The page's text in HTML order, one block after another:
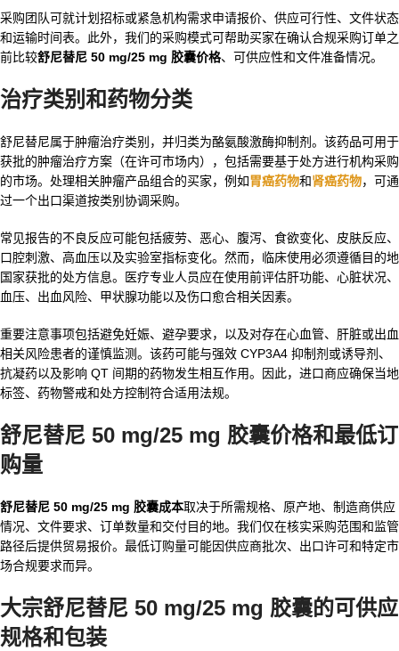
采购团队可就计划招标或紧急机构需求申请报价、供应可行性、文件状态
和运输时间表。此外，我们的采购模式可帮助买家在确认合规采购订单之
前比较舒尼替尼 50 mg/25 mg 胶囊价格、可供应性和文件准备情况。
治疗类别和药物分类
舒尼替尼属于肿瘤治疗类别，并归类为酪氨酸激酶抑制剂。该药品可用于
获批的肿瘤治疗方案（在许可市场内），包括需要基于处方进行机构采购
的市场。处理相关肿瘤产品组合的买家，例如胃癌药物和肾癌药物，可通
过一个出口渠道按类别协调采购。
常见报告的不良反应可能包括疲劳、恶心、腹泻、食欲变化、皮肤反应、
口腔刺激、高血压以及实验室指标变化。然而，临床使用必须遵循目的地
国家获批的处方信息。医疗专业人员应在使用前评估肝功能、心脏状况、
血压、出血风险、甲状腺功能以及伤口愈合相关因素。
重要注意事项包括避免妊娠、避孕要求，以及对存在心血管、肝脏或出血
相关风险患者的谨慎监测。该药可能与强效 CYP3A4 抑制剂或诱导剂、
抗凝药以及影响 QT 间期的药物发生相互作用。因此，进口商应确保当地
标签、药物警戒和处方控制符合适用法规。
舒尼替尼 50 mg/25 mg 胶囊价格和最低订
购量
舒尼替尼 50 mg/25 mg 胶囊成本取决于所需规格、原产地、制造商供应
情况、文件要求、订单数量和交付目的地。我们仅在核实采购范围和监管
路径后提供贸易报价。最低订购量可能因供应商批次、出口许可和特定市
场合规要求而异。
大宗舒尼替尼 50 mg/25 mg 胶囊的可供应
规格和包装